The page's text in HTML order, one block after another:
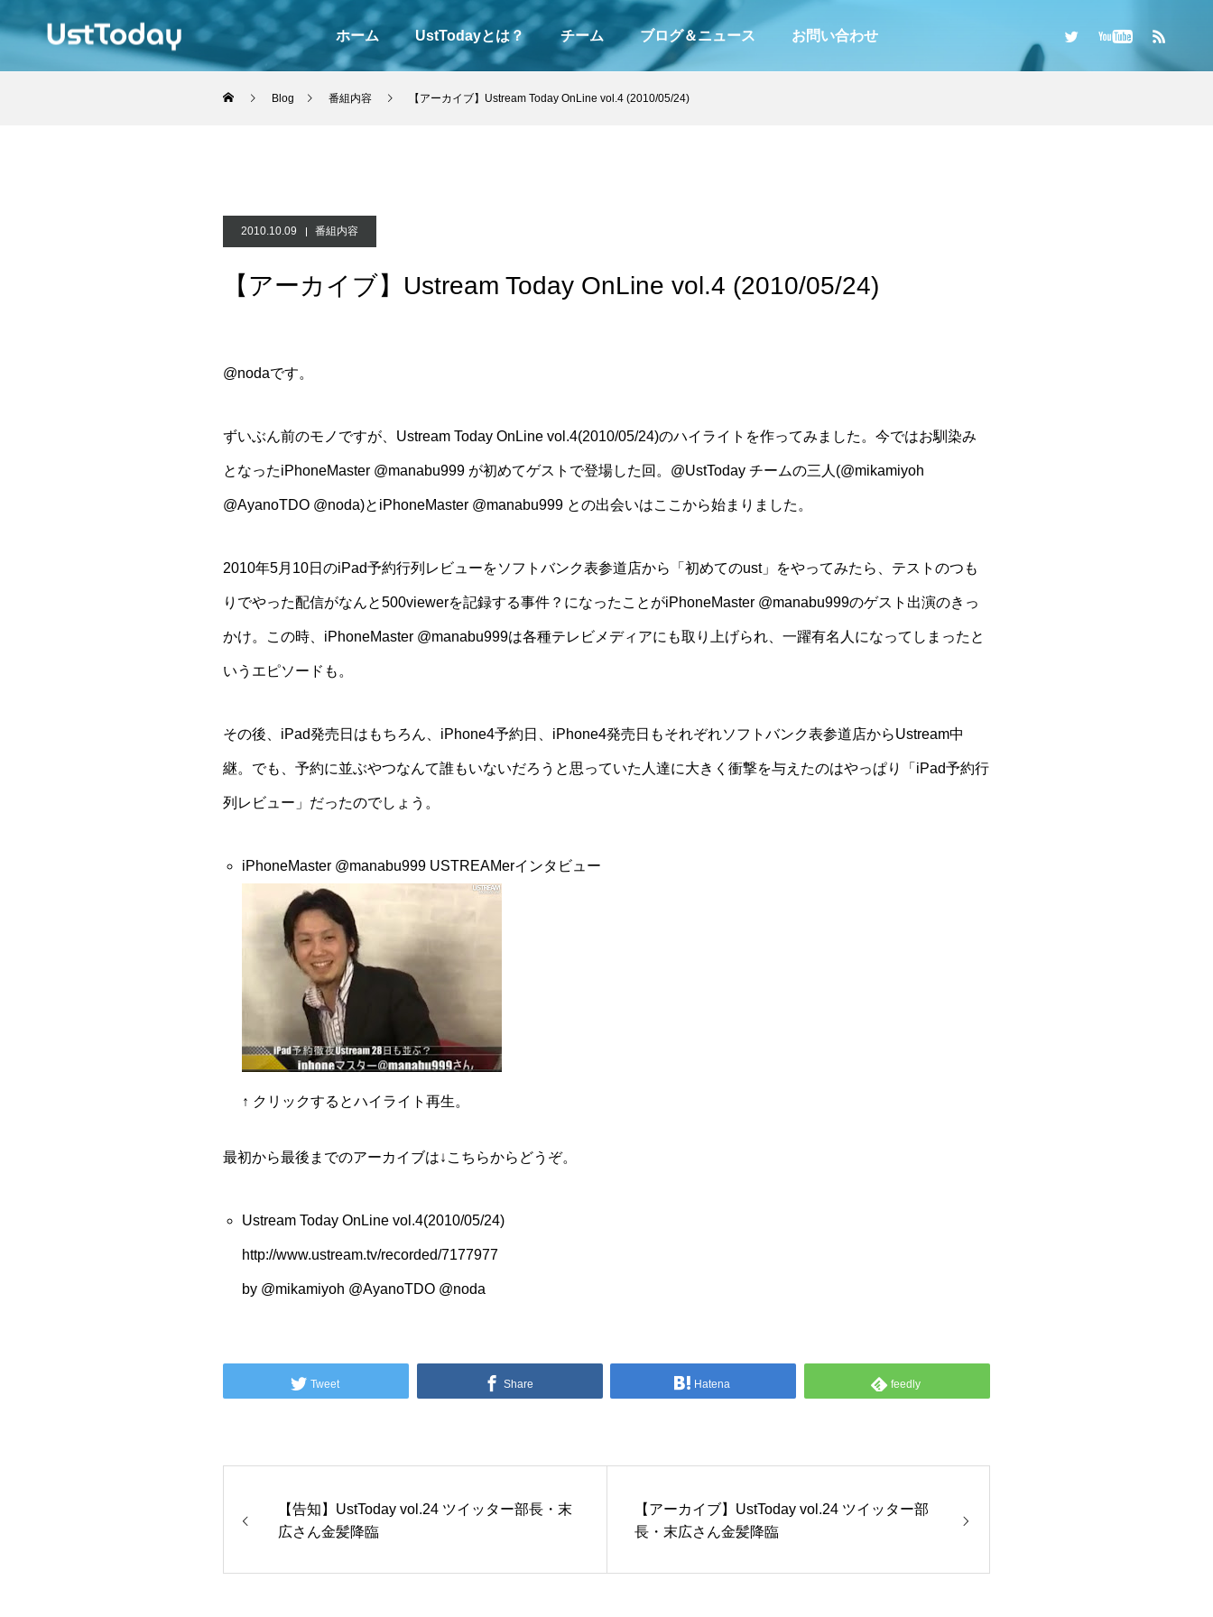
ホーム UstTodayとは？ チーム ブログ＆ニュース お問い合わせ
Blog 番組内容 【アーカイブ】Ustream Today OnLine vol.4 (2010/05/24)
2010.10.09 番組内容
【アーカイブ】Ustream Today OnLine vol.4 (2010/05/24)
@nodaです。
ずいぶん前のモノですが、Ustream Today OnLine vol.4(2010/05/24)のハイライトを作ってみました。今ではお馴染み
となったiPhoneMaster @manabu999 が初めてゲストで登場した回。 @UstToday チームの三人(@mikamiyoh
@AyanoTDO @noda)とiPhoneMaster @manabu999 との出会いはここから始まりました。
2010年5月10日のiPad予約行列レビューをソフトバンク表参道店から「初めてのust」をやってみたら、テストのつも
りでやった配信がなんと500viewerを記録する事件？になったことがiPhoneMaster @manabu999のゲスト出演のきっ
かけ。この時、iPhoneMaster @manabu999は各種テレビメディアにも取り上げられ、一躍有名人になってしまったと
いうエピソードも。
その後、iPad発売日はもちろん、iPhone4予約日、iPhone4発売日もそれぞれソフトバンク表参道店からUstream中
継。でも、予約に並ぶやつなんて誰もいないだろうと思っていた人達に大きく衝撃を与えたのはやっぱり「iPad予約行
列レビュー」だったのでしょう。
iPhoneMaster @manabu999USTREAMerインタビュー
↑ クリックするとハイライト再生。
最初から最後までのアーカイブは↓こちらからどうぞ。
Ustream Today OnLine vol.4(2010/05/24)
http://www.ustream.tv/recorded/7177977
by @mikamiyoh @AyanoTDO @noda
Tweet Share Hatena feedly
【告知】UstToday vol.24 ツイッター部長・末
広さん金髪降臨
【アーカイブ】UstToday vol.24 ツイッター部
長・末広さん金髪降臨